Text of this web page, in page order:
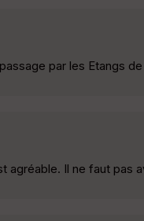
par les Etangs de
agréable. Il ne faut pas